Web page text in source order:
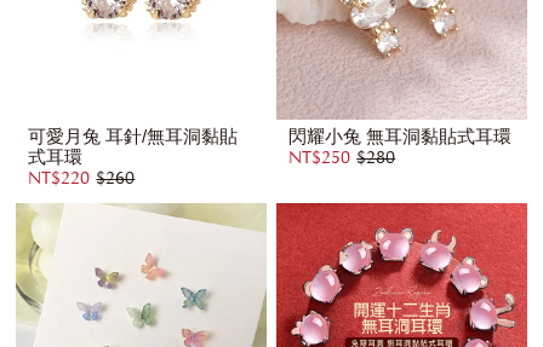
可愛月兔 耳針/無耳洞黏貼
式耳環
NT$220 $260
閃耀小兔 無耳洞黏貼式耳環
NT$250 $280